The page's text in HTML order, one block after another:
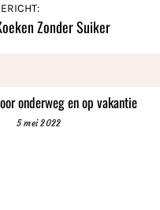
Zonder Suiker
onderweg en op vakantie
5 mei 2022